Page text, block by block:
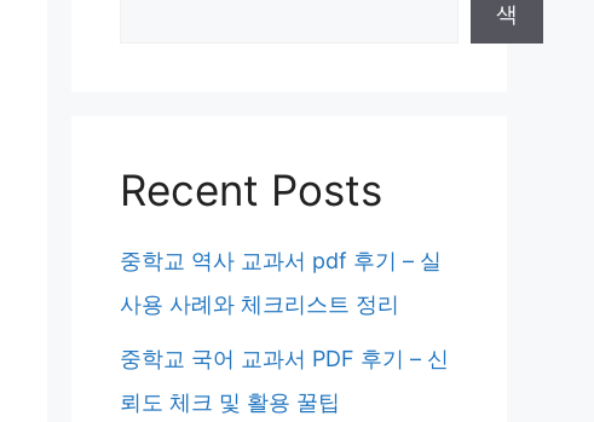
색
Recent Posts
중학교 역사 교과서 pdf 후기 – 실
사용 사례와 체크리스트 정리
중학교 국어 교과서 PDF 후기 – 신
뢰도 체크 및 활용 꿀팁